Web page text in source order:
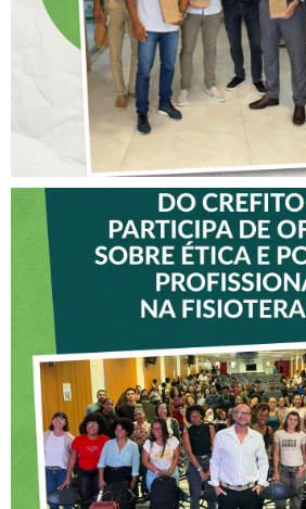
VICE-
CREFITO-7
OFICINA SOBRE
POSTURA
NA